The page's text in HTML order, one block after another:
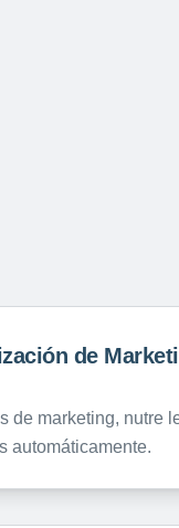
de
de marketing, nutre
automáticamente.